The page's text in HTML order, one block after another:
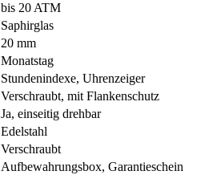
bis 20 ATM
Saphirglas
20 mm
Monatstag
Stundenindexe, Uhrenzeiger
Verschraubt, mit Flankenschutz
Ja, einseitig drehbar
Edelstahl
Verschraubt
Aufbewahrungsbox, Garantieschein